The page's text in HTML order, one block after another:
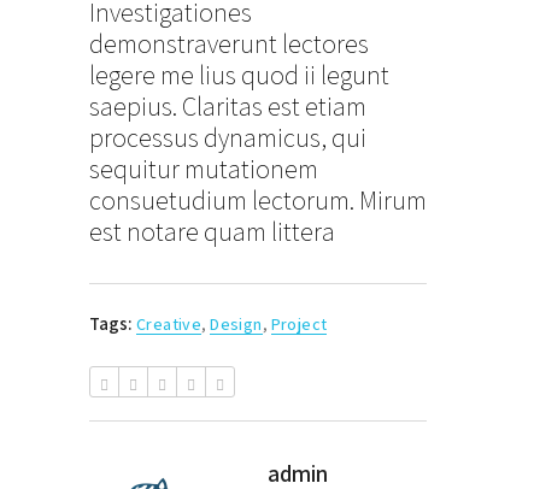
Investigationes
demonstraverunt lectores
legere me lius quod ii legunt
saepius. Claritas est etiam
processus dynamicus, qui
sequitur mutationem
consuetudium lectorum. Mirum
est notare quam littera
Tags: Creative, Design, Project
admin